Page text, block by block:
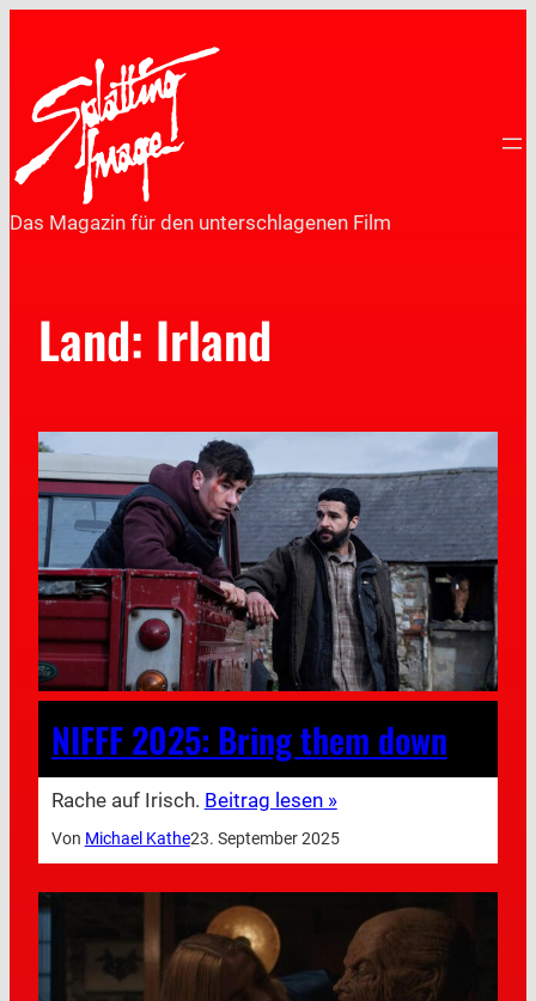
Das Magazin für den unterschlagenen Film
Land: Irland
NIFFF 2025: Bring them down
Rache auf Irisch. Beitrag lesen »
Von Michael Kathe23. September 2025